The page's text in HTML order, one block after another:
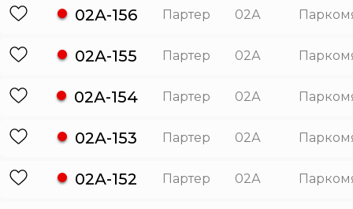
02А-156 Партер 02А
02А-155 Партер 02А
02А-154 Партер 02А
02А-153 Партер 02А
02А-152 Партер 02А